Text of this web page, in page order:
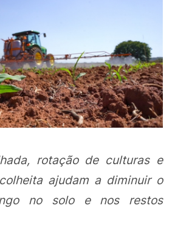
rotação de culturas e
ajudam a diminuir o
no solo e nos restos